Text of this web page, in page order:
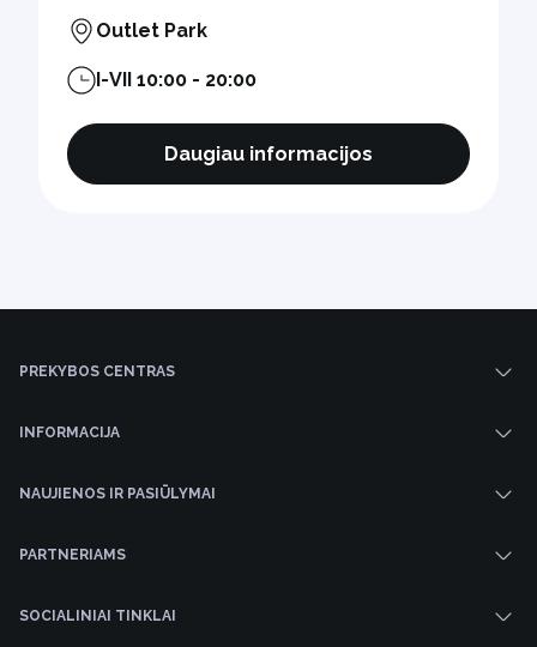
Outlet Park
I-VII 10:00 - 20:00
Daugiau informacijos
PREKYBOS CENTRAS
INFORMACIJA
NAUJIENOS IR PASIŪLYMAI
PARTNERIAMS
SOCIALINIAI TINKLAI